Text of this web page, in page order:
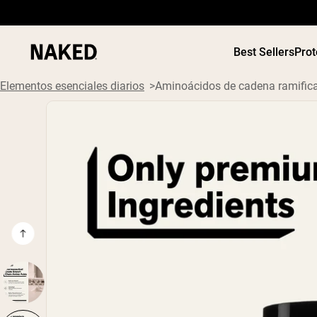
Best Sellers
Términos de Búsqueda Populares
”Vegan protein“
”Collagen“
”Micellar Casein“
Elementos esenciales diarios Aminoácidos de cadena